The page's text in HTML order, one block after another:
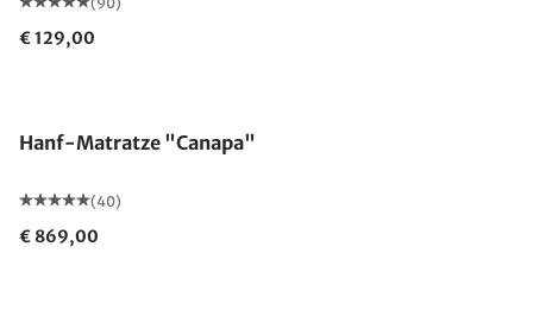
€ 129,00
Hanf-Matratze "Canapa"
(40)
€ 869,00